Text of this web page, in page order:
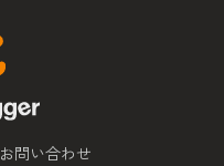
お問い合わせ